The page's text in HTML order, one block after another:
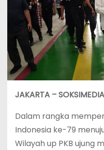
JAKARTA –
Dalam rangka
Indonesia ke-79
Wilayah up PKB ujung